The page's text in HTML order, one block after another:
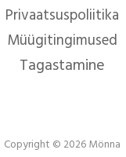
Privaatsuspoliitika
Müügitingimused
Tagastamine
Copyright © 2026 Mönna